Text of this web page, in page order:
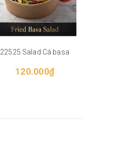
22525 Salad Cá basa
120.000₫